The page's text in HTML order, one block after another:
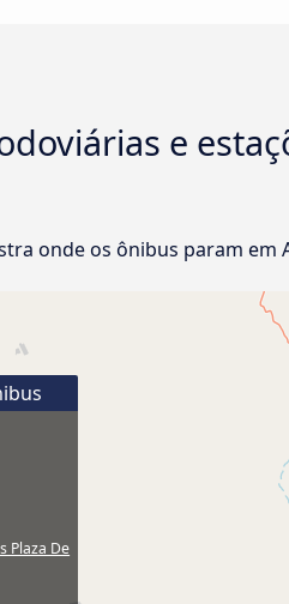
e
onde os ônibus param em
Plaza De